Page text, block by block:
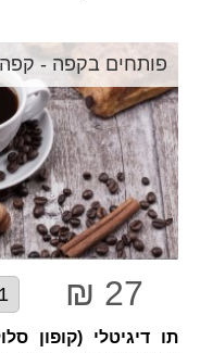
פותחים בקפה - קפה
27 ₪
תו דיגיטלי (קופון